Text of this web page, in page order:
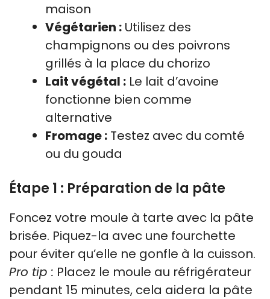
maison
Végétarien : Utilisez des
champignons ou des poivrons
grillés à la place du chorizo
Lait végétal : Le lait d’avoine
fonctionne bien comme
alternative
Fromage : Testez avec du comté
ou du gouda
Étape 1 : Préparation de la pâte
Foncez votre moule à tarte avec la pâte
brisée. Piquez-la avec une fourchette
pour éviter qu’elle ne gonfle à la cuisson.
Pro tip : Placez le moule au réfrigérateur
pendant 15 minutes, cela aidera la pâte